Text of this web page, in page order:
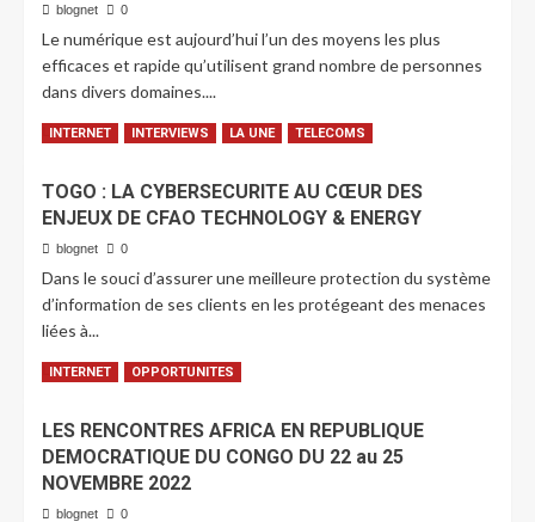
blognet 0
Le numérique est aujourd’hui l’un des moyens les plus
efficaces et rapide qu’utilisent grand nombre de personnes
dans divers domaines....
LIRE PLUS
INTERNET INTERVIEWS LA UNE TELECOMS
TOGO : LA CYBERSECURITE AU CŒUR DES
ENJEUX DE CFAO TECHNOLOGY & ENERGY
blognet 0
Dans le souci d’assurer une meilleure protection du système
d’information de ses clients en les protégeant des menaces
liées à...
LIRE PLUS
INTERNET OPPORTUNITES
LES RENCONTRES AFRICA EN REPUBLIQUE
DEMOCRATIQUE DU CONGO DU 22 au 25
NOVEMBRE 2022
blognet 0